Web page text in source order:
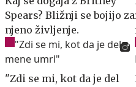
Spears? Bližnji se bojijo za
njeno življenje.
"Zdi se mi, kot da je del